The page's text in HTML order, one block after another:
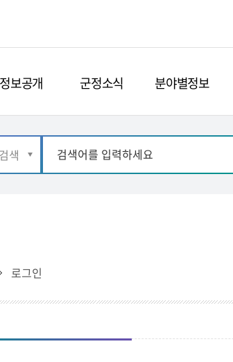
정보공개 군정소식 분야별정보
로그인